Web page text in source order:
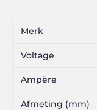
Merk
Voltage
Ampère
Afmeting (mm)